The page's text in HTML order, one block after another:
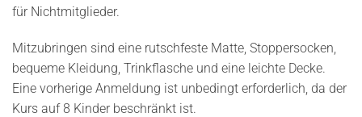
für Nichtmitglieder.
Mitzubringen sind eine rutschfeste Matte, Stoppersocken,
bequeme Kleidung, Trinkflasche und eine leichte Decke.
Eine vorherige Anmeldung ist unbedingt erforderlich, da der
Kurs auf 8 Kinder beschränkt ist.